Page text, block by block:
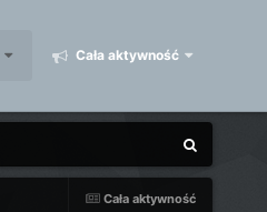
Cała aktywność
Cała aktywność